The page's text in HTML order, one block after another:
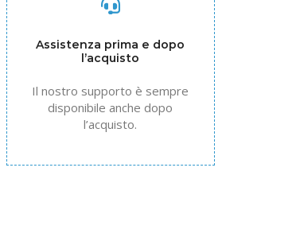
Assistenza prima e dopo
l’acquisto
Il nostro supporto è sempre
disponibile anche dopo
l’acquisto.